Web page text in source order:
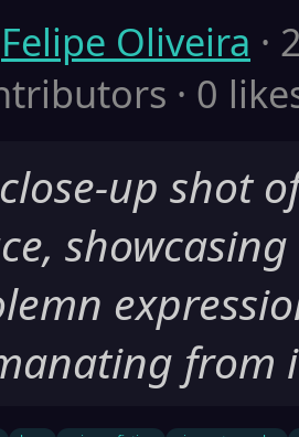
Felipe Oliveira ·
· 0
up shot
from